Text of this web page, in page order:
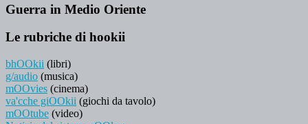
Guerra in Medio Oriente
Le rubriche di hookii
bhOOkii (libri)
g/audio (musica)
mOOvies (cinema)
va'cche giOOkii (giochi da tavolo)
mOOtube (video)